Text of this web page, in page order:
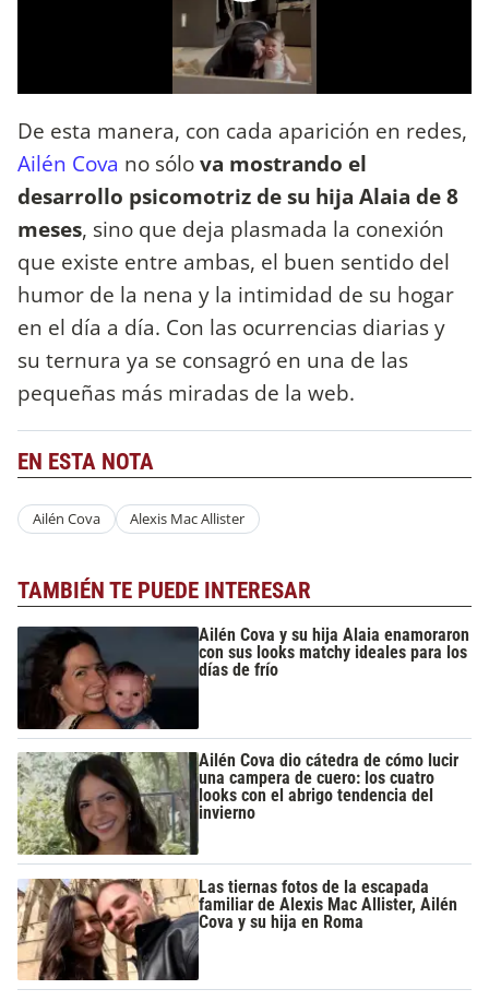
De esta manera, con cada aparición en redes,
Ailén Cova no sólova mostrando el
desarrollo psicomotriz de su hija Alaia de 8
meses, sino que deja plasmada la conexión
que existe entre ambas, el buen sentido del
humor de la nena y la intimidad de su hogar
en el día a día. Con las ocurrencias diarias y
su ternura ya se consagró en una de las
pequeñas más miradas de la web.
EN ESTA NOTA
Ailén Cova Alexis Mac Allister
TAMBIÉN TE PUEDE INTERESAR
Ailén Cova y su hija Alaia enamoraron
con sus looks matchy ideales para los
días de frío
Ailén Cova dio cátedra de cómo lucir
una campera de cuero: los cuatro
looks con el abrigo tendencia del
invierno
Las tiernas fotos de la escapada
familiar de Alexis Mac Allister, Ailén
Cova y su hija en Roma